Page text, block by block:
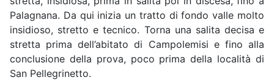
Palagnana. Da qui inizia un tratto di fondo valle molto
insidioso, stretto e tecnico. Torna una salita decisa e
stretta prima dell’abitato di Campolemisi e fino alla
conclusione della prova, poco prima della località di
San Pellegrinetto.